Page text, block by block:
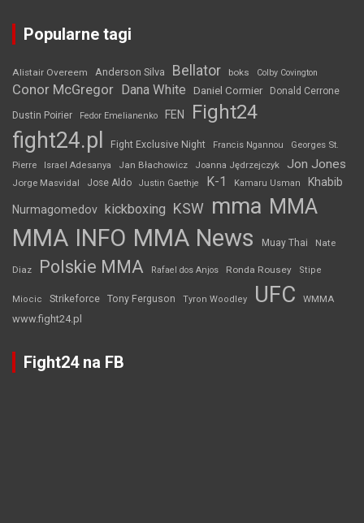
Popularne tagi
Alistair Overeem Anderson Silva Bellator boks Colby Covington
Conor McGregor Dana White Daniel Cormier Donald Cerrone
Dustin Poirier Fedor Emelianenko FEN Fight24
fight24.pl Fight Exclusive Night Francis Ngannou
Georges St.
Pierre
Israel Adesanya Jan Błachowicz Joanna Jędrzejczyk Jon Jones
Jorge Masvidal Jose Aldo Justin Gaethje K-1 Kamaru Usman Khabib
Nurmagomedov kickboxing KSW mma MMA
MMA INFO MMA News Muay Thai Nate
Diaz Polskie MMA Rafael dos Anjos Ronda Rousey Stipe
Miocic Strikeforce Tony Ferguson Tyron Woodley UFC WMMA
www.fight24.pl
Fight24 na FB